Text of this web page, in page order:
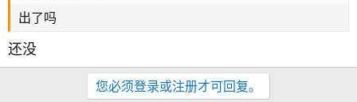
出了吗
还没
您必须登录或注册才可回复。